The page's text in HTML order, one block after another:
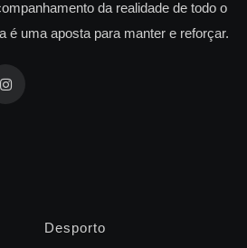
da realidade de todo o
é uma aposta para manter e reforçar.
Desporto